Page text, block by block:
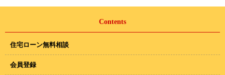
Contents
住宅ローン無料相談
会員登録